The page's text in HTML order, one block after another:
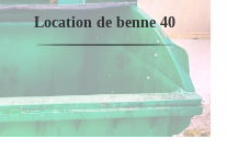
Location de benne 40